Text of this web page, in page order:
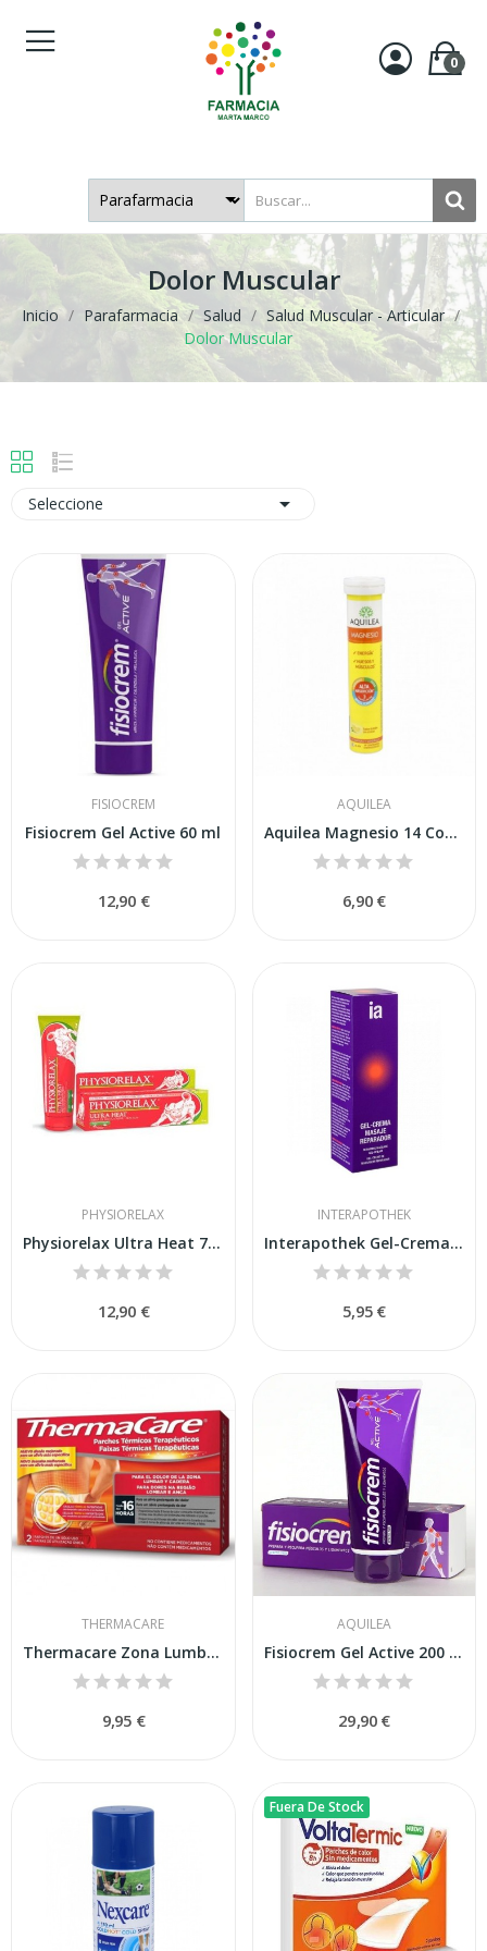
0
Dolor Muscular
Inicio Parafarmacia Salud
Salud Muscular - Articular
Dolor Muscular
Seleccione 
FISIOCREM
Fisiocrem Gel Active 60 ml
12,90 €
AQUILEA
Aquilea Magnesio 14 Comprimidos
6,90 €
PHYSIORELAX
Physiorelax Ultra Heat 75 ml
12,90 €
INTERAPOTHEK
Interapothek Gel-Crema Masaje Reparador 1...
5,95 €
THERMACARE
Thermacare Zona Lumbar y Cadera 2 Parches
9,95 €
AQUILEA
Fisiocrem Gel Active 200 Ml Efecto Frio
29,90 €
Fuera De Stock